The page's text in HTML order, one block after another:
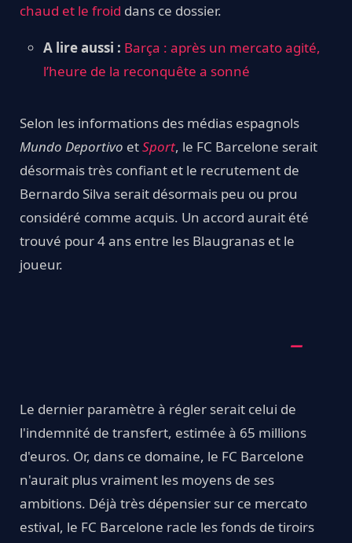
chaud et le froid dans ce dossier.
A lire aussi : Barça : après un mercato agité,
l’heure de la reconquête a sonné
Selon les informations des médias espagnols
Mundo Deportivo etSport, le FC Barcelone serait
désormais très confiant et le recrutement de
Bernardo Silva serait désormais peu ou prou
considéré comme acquis. Un accord aurait été
trouvé pour 4 ans entre les Blaugranas et le
joueur.
Le dernier paramètre à régler serait celui de
l'indemnité de transfert, estimée à 65 millions
d'euros. Or, dans ce domaine, le FC Barcelone
n'aurait plus vraiment les moyens de ses
ambitions. Déjà très dépensier sur ce mercato
estival, le FC Barcelone racle les fonds de tiroirs